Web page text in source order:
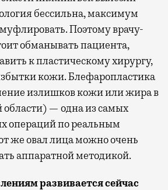
бессильна, максимум
Поэтому врачу-
обманывать пациента,
к пластическому хирургу,
кожи. Блефаропластика
излишков кожи или жира в
области) — одна из самых
операций по реальным
же овал лица можно очень
аппаратной методикой.
развивается сейчас